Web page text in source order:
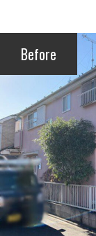
Before